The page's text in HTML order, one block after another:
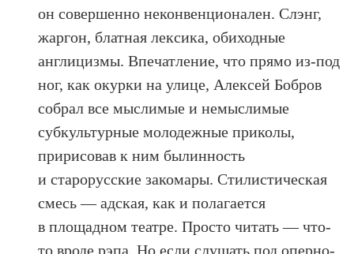
он совершенно неконвенционален. Слэнг,
жаргон, блатная лексика, обиходные
англицизмы. Впечатление, что прямо из-под
ног, как окурки на улице, Алексей Бобров
собрал все мыслимые и немыслимые
субкультурные молодежные приколы,
пририсовав к ним былинность
и старорусские закомары. Стилистическая
смесь — адская, как и полагается
в площадном театре. Просто читать — что-
то вроде рэпа. Но если слушать под оперно-